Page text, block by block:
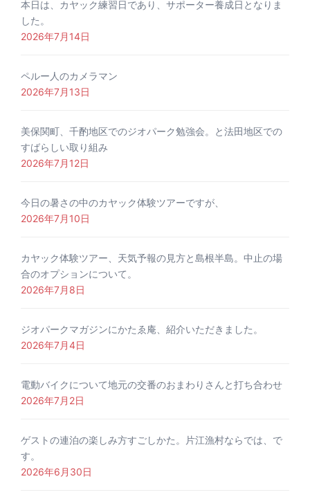
本日は、カヤック練習日であり、サポーター養成日となりま
した。
2026年7月14日
ペルー人のカメラマン
2026年7月13日
美保関町、千酌地区でのジオパーク勉強会。と法田地区での
すばらしい取り組み
2026年7月12日
今日の暑さの中のカヤック体験ツアーですが、
2026年7月10日
カヤック体験ツアー、天気予報の見方と島根半島。中止の場
合のオプションについて。
2026年7月8日
ジオパークマガジンにかたゑ庵、紹介いただきました。
2026年7月4日
電動バイクについて地元の交番のおまわりさんと打ち合わせ
2026年7月2日
ゲストの連泊の楽しみ方すごしかた。片江漁村ならでは、で
す。
2026年6月30日